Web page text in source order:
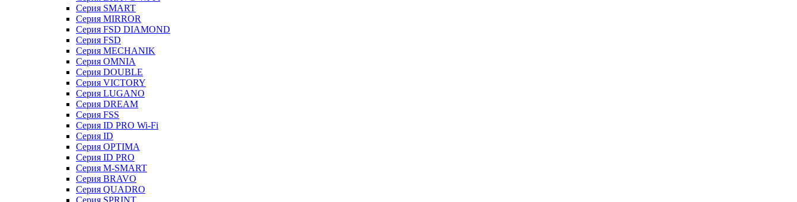
Серия SMART
Серия MIRROR
Серия FSD DIAMOND
Серия FSD
Серия MECHANIK
Серия OMNIA
Серия DOUBLE
Серия VICTORY
Серия LUGANO
Серия DREAM
Серия FSS
Серия ID PRO Wi-Fi
Серия ID
Серия OPTIMA
Серия ID PRO
Серия M-SMART
Серия BRAVO
Серия QUADRO
Серия SPRINT